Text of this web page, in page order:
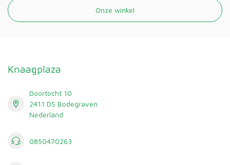
Onze winkel
Knaagplaza
Doortocht 10
2411 DS Bodegraven
Nederland
0850470263